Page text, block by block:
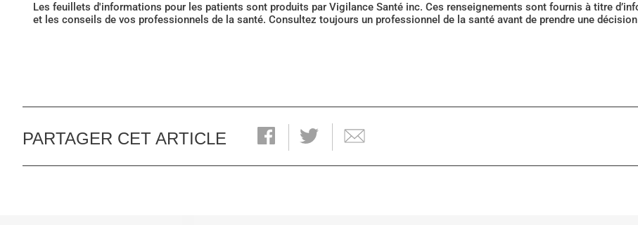
Les feuillets d'informations pour les patients sont produits par Vigilance Santé inc. Ces renseignements sont fournis à titre
et les conseils de vos professionnels de la santé. Consultez toujours un professionnel de la santé avant de prendre une
PARTAGER CET ARTICLE